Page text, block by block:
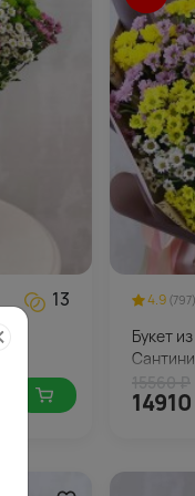
13 4.9 (797)
Букет
14910